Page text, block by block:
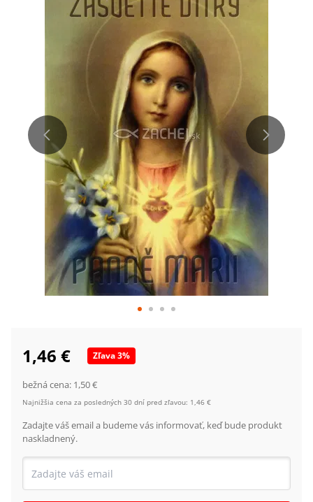
1,46 € Zľava3%
bežná cena: 1,50 €
Najnižšia cena za posledných 30 dní pred zľavou: 1,46 €
Zadajte váš email a budeme vás informovať, keď bude produkt
naskladnený.